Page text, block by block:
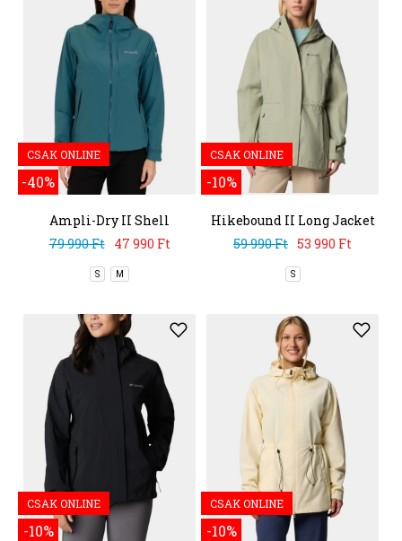
CSAK ONLINE
-40%
Ampli-Dry II Shell
79 990 Ft
47 990 Ft
S M
CSAK ONLINE
-10%
Hikebound II Long Jacket
59 990 Ft 53 990 Ft
S
CSAK ONLINE
-10%
CSAK ONLINE
-10%